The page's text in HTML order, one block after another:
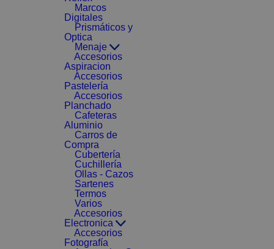
Marcos
Digitales
Prismáticos y
Optica
Menaje
Accesorios
Aspiracion
Accesorios
Pastelería
Accesorios
Planchado
Cafeteras
Aluminio
Carros de
Compra
Cubertería
Cuchillería
Ollas - Cazos
Sartenes
Termos
Varios
Accesorios
Electronica
Accesorios
Fotografía